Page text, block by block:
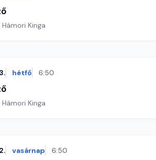
Kinga
hétfő 6:50
Kinga
vasárnap 6:50